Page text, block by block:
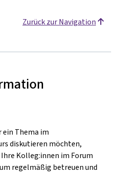
Zurück zur Navigation
ein Thema im
diskutieren möchten,
Kolleg:innen im Forum
regelmäßig betreuen und